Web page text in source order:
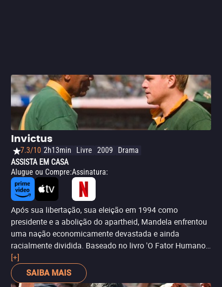
Invictus
7.3/10 2h13min Livre 2009
Drama
ASSISTA EM CASA
Alugue ou Compre:Assinatura:
Após sua libertação, sua eleição em 1994 como
presidente e a abolição do apartheid, Mandela enfrentou
uma nação economicamente devastada e ainda
racialmente dividida. Baseado no livro 'O Fator Humano',
o premiado 'Invictus' conta a história inspiradora de
como o presidente se aproveitou da Copa do Mundo de
Rugby de 1995 para inspirar o país à unificação. Embora
[+]
SAIBA MAIS